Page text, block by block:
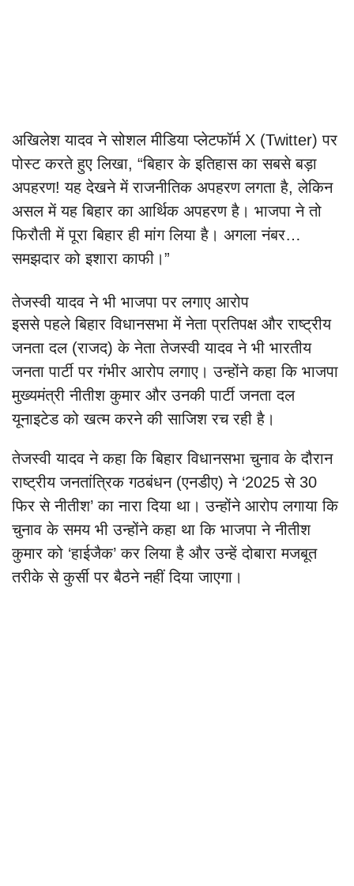
अखिलेश यादव ने सोशल मीडिया प्लेटफॉर्म X (Twitter) पर
पोस्ट करते हुए लिखा, “बिहार के इतिहास का सबसे बड़ा
अपहरण! यह देखने में राजनीतिक अपहरण लगता है, लेकिन
असल में यह बिहार का आर्थिक अपहरण है। भाजपा ने तो
फिरौती में पूरा बिहार ही मांग लिया है। अगला नंबर…
समझदार को इशारा काफी।”
तेजस्वी यादव ने भी भाजपा पर लगाए आरोप
इससे पहले बिहार विधानसभा में नेता प्रतिपक्ष और राष्ट्रीय
जनता दल (राजद) के नेता तेजस्वी यादव ने भी भारतीय
जनता पार्टी पर गंभीर आरोप लगाए। उन्होंने कहा कि भाजपा
मुख्यमंत्री नीतीश कुमार और उनकी पार्टी जनता दल
यूनाइटेड को खत्म करने की साजिश रच रही है।
तेजस्वी यादव ने कहा कि बिहार विधानसभा चुनाव के दौरान
राष्ट्रीय जनतांत्रिक गठबंधन (एनडीए) ने ‘2025 से 30
फिर से नीतीश’ का नारा दिया था। उन्होंने आरोप लगाया कि
चुनाव के समय भी उन्होंने कहा था कि भाजपा ने नीतीश
कुमार को ‘हाईजैक’ कर लिया है और उन्हें दोबारा मजबूत
तरीके से कुर्सी पर बैठने नहीं दिया जाएगा।